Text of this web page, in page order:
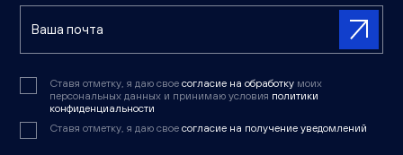
Ставя отметку, я даю свое согласие на обработку моих
персональных данных и принимаю условия политики
конфиденциальности
Ставя отметку, я даю свое согласие на получение уведомлений